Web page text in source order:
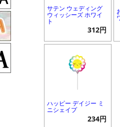
サテン ウェディング
ウィッシーズ ホワイ
ト
312円
ハッピー デイジー ミ
ニシェイプ
234円